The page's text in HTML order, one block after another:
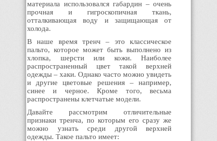
материала использовался габардин – очень
прочная и гигроскопичная ткань,
отталкивающая воду и защищающая от
холода.
В наше время тренч – это классическое
пальто, которое может быть выполнено из
хлопка, шерсти или кожи. Наиболее
распространенный цвет такой верхней
одежды – хаки. Однако часто можно увидеть
и другие цветовые решения – например,
синее и черное. Кроме того, весьма
распространены клетчатые модели.
Давайте рассмотрим отличительные
признаки тренча, по которым его сразу же
можно узнать среди другой верхней
одежды. Такое пальто имеет: